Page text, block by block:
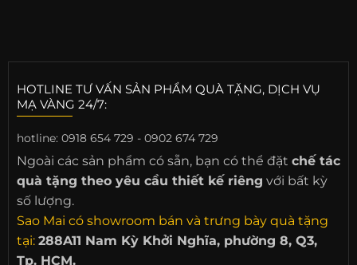
HOTLINE TƯ VẤN SẢN PHẨM QUÀ TẶNG, DỊCH VỤ
MẠ VÀNG 24/7:
hotline: 0918 654 729 - 0902 674 729
Ngoài các sản phẩm có sẵn, bạn có thể đặt chế tác
quà tặng theo yêu cầu thiết kế riêng với bất kỳ
số lượng.
Sao Mai có showroom bán và trưng bày quà tặng
tại: 288A11 Nam Kỳ Khởi Nghĩa, phường 8, Q3,
Tp. HCM.